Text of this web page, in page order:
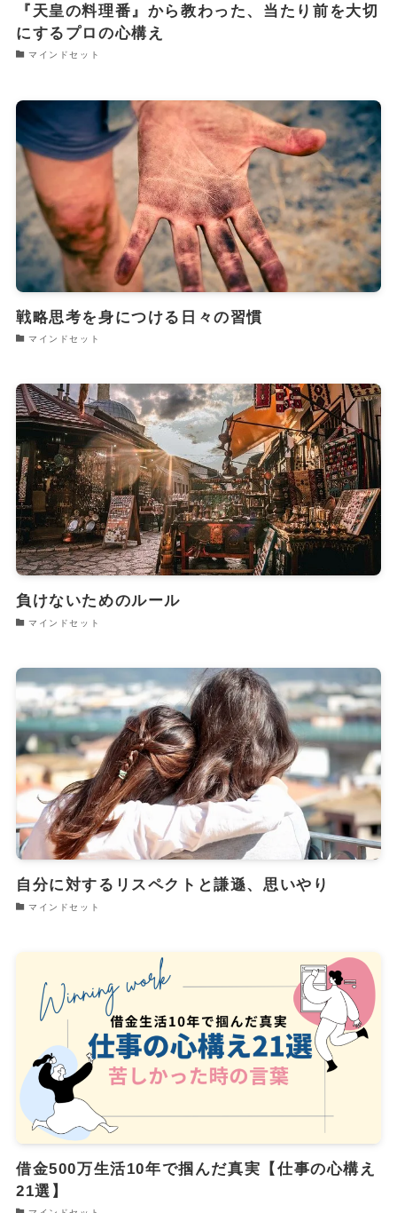
『天皇の料理番』から教わった、当たり前を大切
にするプロの心構え
マインドセット
戦略思考を身につける日々の習慣
マインドセット
負けないためのルール
マインドセット
自分に対するリスペクトと謙遜、思いやり
マインドセット
借金500万生活10年で掴んだ真実【仕事の心構え
21選】